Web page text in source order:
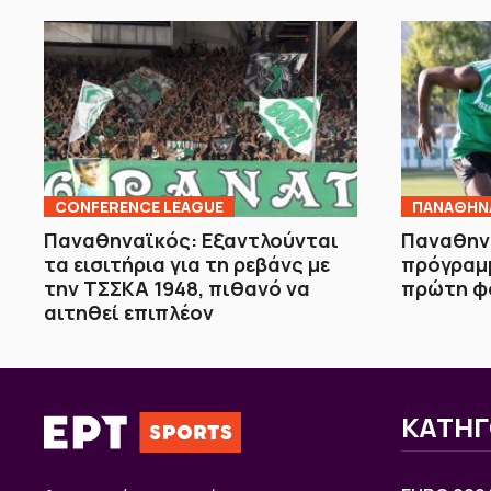
CONFERENCE LEAGUE
Παναθηναϊκός: Εξαντλούνται
τα εισιτήρια για τη ρεβάνς με
την ΤΣΣΚΑ 1948, πιθανό να
αιτηθεί επιπλέον
πρώτη